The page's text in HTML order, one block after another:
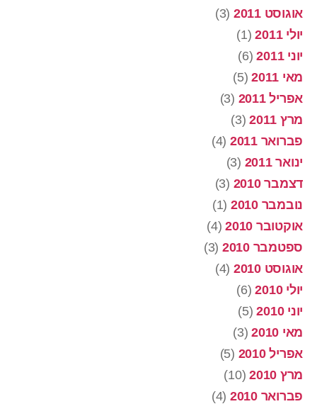
אוגוסט 2011
(3)
יולי 2011
(1)
יוני 2011
(6)
מאי 2011
(5)
אפריל 2011
(3)
מרץ 2011
(3)
פברואר 2011
(4)
ינואר 2011
(3)
דצמבר 2010
(3)
נובמבר 2010
(1)
אוקטובר 2010
(4)
ספטמבר 2010
(3)
אוגוסט 2010
(4)
יולי 2010
(6)
יוני 2010
(5)
מאי 2010
(3)
אפריל 2010
(5)
מרץ 2010
(10)
פברואר 2010
(4)